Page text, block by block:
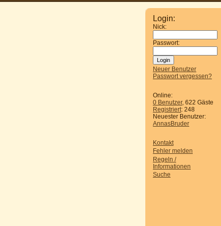
Login:
Nick:
Passwort:
Neuer Benutzer
Passwort vergessen?
Online:
0 Benutzer, 622 Gäste
Registriert: 248
Neuester Benutzer:
AnnasBruder
Kontakt
Fehler melden
Regeln /
Informationen
Suche